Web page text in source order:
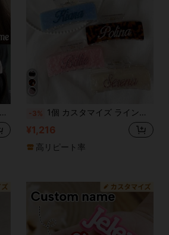
-3% 1個 カスタマイズ ラインストーンヘアクロー、名前刻印ヘアクリップ、ファッショナブルな輝くマーブル柄 パーソナライズネームヘアアクセサリー、ユニークなブライズメイドのギフト、母の日ギフト、女性のヘアアクセサリー
¥1,216
高リピート率